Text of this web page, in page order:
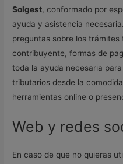
Solgest, conformado por
ayuda y asistencia
preguntas sobre los
contribuyente, formas de
toda la ayuda necesaria
tributarios desde la
herramientas online o
Web y redes
En caso de que no quieras